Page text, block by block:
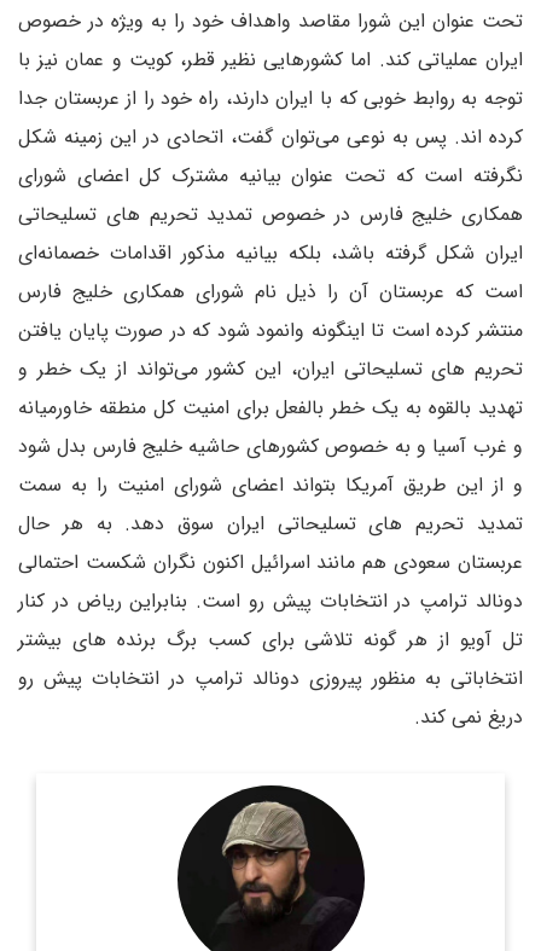
تحت عنوان این شورا مقاصد واهداف خود را به ویژه در خصوص
ایران عملیاتی کند. اما کشور‌هایی نظیر قطر، کویت و عمان نیز با
توجه به روابط خوبی که با ایران دارند، راه خود را از عربستان جدا
کرده اند. پس به نوعی می‌توان گفت، اتحادی در این زمینه شکل
نگرفته است که تحت عنوان بیانیه مشترک کل اعضای شورای
همکاری خلیج فارس در خصوص تمدید تحریم های تسلیحاتی
ایران شکل گرفته باشد، بلکه بیانیه مذکور اقدامات خصمانه‌ای
است که عربستان آن را ذیل نام شورای همکاری خلیج فارس
منتشر کرده است تا اینگونه وانمود شود که در صورت پایان یافتن
تحریم های تسلیحاتی ایران، این کشور می‌تواند از یک خطر و
تهدید بالقوه به یک خطر بالفعل برای امنیت کل منطقه خاورمیانه
و غرب آسیا و به خصوص کشورهای حاشیه خلیج فارس بدل شود
و از این طریق آمریکا بتواند اعضای شورای امنیت را به سمت
تمدید تحریم های تسلیحاتی ایران سوق دهد. به هر حال
عربستان سعودی هم مانند اسرائیل اکنون نگران شکست احتمالی
دونالد ترامپ در انتخابات پیش رو است. بنابراین ریاض در کنار
تل آویو از هر گونه تلاشی برای کسب برگ برنده های بیشتر
انتخاباتی به منظور پیروزی دونالد ترامپ در انتخابات پیش رو
دریغ نمی کند.
روزنامه نگار و کارشناس ارشد روزنامه نگاری سیاسی و عضو
تحریریه دیپلماسی ایرانی.
اطلاعات بیشتر